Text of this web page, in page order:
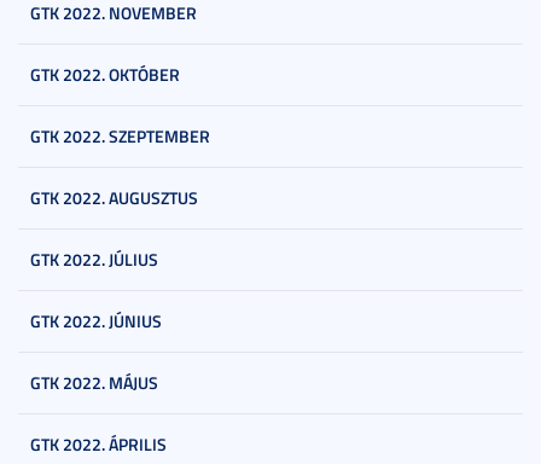
GTK 2022. NOVEMBER
GTK 2022. OKTÓBER
GTK 2022. SZEPTEMBER
GTK 2022. AUGUSZTUS
GTK 2022. JÚLIUS
GTK 2022. JÚNIUS
GTK 2022. MÁJUS
GTK 2022. ÁPRILIS